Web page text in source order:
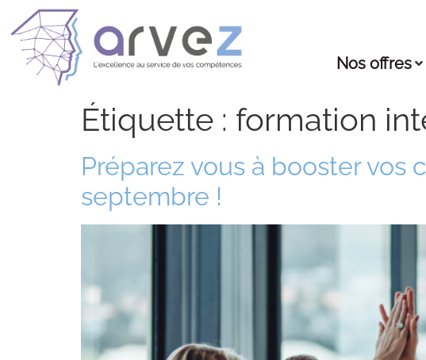
Nos offres
Étiquette : formation
Préparez vous à booster
septembre !